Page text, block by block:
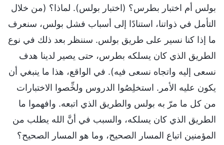
بولس أم اختبار بطرس؟ (اختبار بولس). لماذا؟ (من خلال
التأمل في ذواتنا، استنادًا إلى أسباب فشل بولس، سنعرف
ما إذا كنا نسير على طريق بولس. سننظر بعد ذلك في نوع
الطريق الذي كان يسلكه بطرس، حتى يصير لدينا هدف
نسعى إليه واتجاه نسعى فيه). في الواقع، هذا ما ينبغي أن
يكون عليه الأمر. استخلِصُوا الدروس ولخِّصوا الاختبارات
من كل ما مرّ به بولس والطريق الذي اتبعه. وافهموا ما
الطريق الذي كان يسلكه، والسبب في أنَّ الله يطلب من
المؤمنين اتباع المسار الصحيح، وما هو المسار الصحيح؟